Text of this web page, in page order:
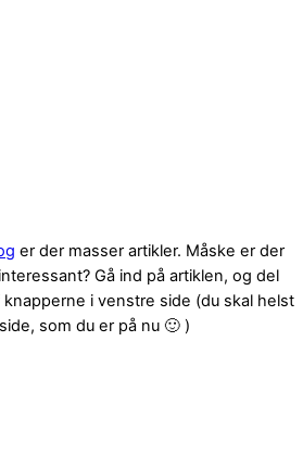
er der masser artikler. Måske er der
Gå ind på artiklen, og del
i venstre side (du skal helst
som du er på nu 🙂 )